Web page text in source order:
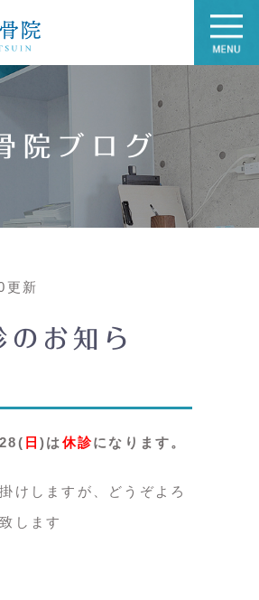
院ブログ
更新
のお知ら
日 )は 休診になります。
けしますが、どうぞよろ
します